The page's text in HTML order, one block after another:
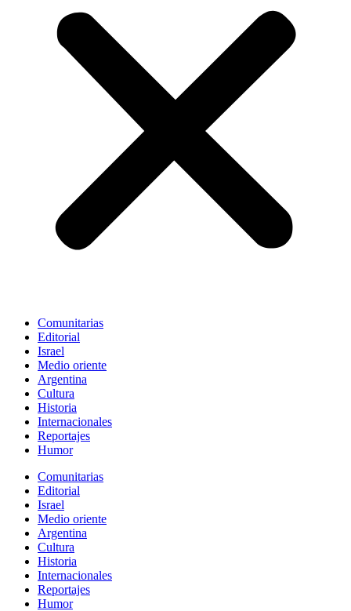
Comunitarias
Editorial
Israel
Medio oriente
Argentina
Cultura
Historia
Internacionales
Reportajes
Humor
Comunitarias
Editorial
Israel
Medio oriente
Argentina
Cultura
Historia
Internacionales
Reportajes
Humor